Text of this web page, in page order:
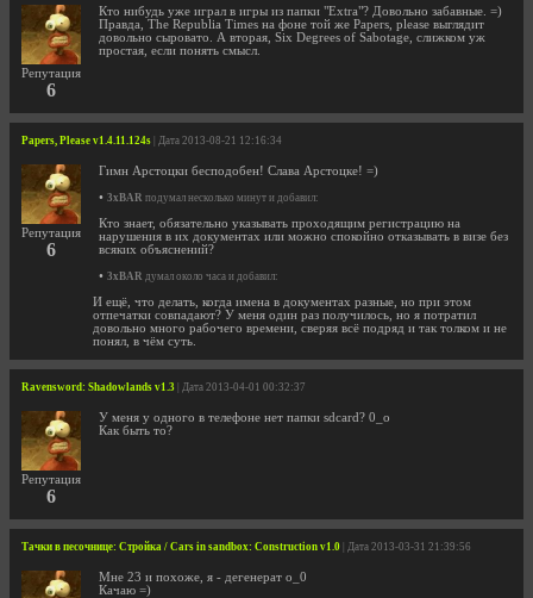
Репутация
6
Кто нибудь уже играл в игры из папки "Extra"? Довольно забавные. =)
Правда, The Republia Times на фоне той же Papers, please выглядит
довольно сыровато. А вторая, Six Degrees of Sabotage, слижком уж
простая, если понять смысл.
Papers, Please v1.4.11.124s | Дата 2013-08-21 12:16:34
Репутация
6
Гимн Арстоцки бесподобен! Слава Арстоцке! =)
• 3xBAR подумал несколько минут и добавил:
Кто знает, обязательно указывать проходящим регистрацию на
нарушения в их документах или можно спокойно отказывать в визе без
всяких объяснений?
• 3xBAR думал около часа и добавил:
И ещё, что делать, когда имена в документах разные, но при этом
отпечатки совпадают? У меня один раз получилось, но я потратил
довольно много рабочего времени, сверяя всё подряд и так толком и не
понял, в чём суть.
Ravensword: Shadowlands v1.3 | Дата 2013-04-01 00:32:37
Репутация
6
У меня у одного в телефоне нет папки sdcard? 0_о
Как быть то?
Тачки в песочнице: Стройка / Cars in sandbox: Construction v1.0 | Дата 2013-03-31 21:39:56
Мне 23 и похоже, я - дегенерат о_0
Качаю =)